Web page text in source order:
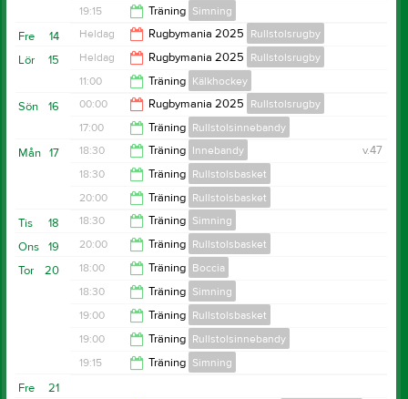
21:00
20:30
19:15 Träning Simning
20:00
14
Fre Heldag Rugbymania 2025 Rullstolsrugby
15
Lör Heldag Rugbymania 2025 Rullstolsrugby
11:00
Träning Kälkhockey
12:45
16
Sön 00:00 Rugbymania 2025 Rullstolsrugby
19:00
17:00 Träning Rullstolsinnebandy
19:00
17
Mån v.47
18:30 Träning Innebandy
19:30
18:30 Träning Rullstolsbasket
20:00
20:00 Träning Rullstolsbasket
22:00
18
Tis 18:30 Träning Simning
20:00
19
Ons 20:00 Träning Rullstolsbasket
21:30
20
Tor 18:00 Träning Boccia
20:00
18:30 Träning Simning
20:00
19:00 Träning Rullstolsbasket
21:00
19:00 Träning Rullstolsinnebandy
19:15 Träning Simning
21
Fre